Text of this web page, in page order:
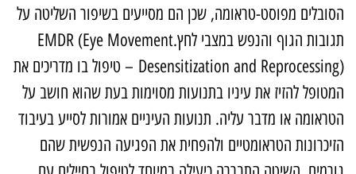
מפוסט-טראומה, שכן הם מסייעים בשיפור השליטה על
הגוף והנפש במצבי לחץ.EMDR (Eye Movement
Desensitization and– טיפול בו מדריכים את
להזיז את עיניו בתנועות מסוימות בעת שהוא חושב על
או מדבר עליה. תנועות העיניים אמורות לסייע בעיבוד
הטראומטיים ולהפחית את הפגיעה הנפשית שהם